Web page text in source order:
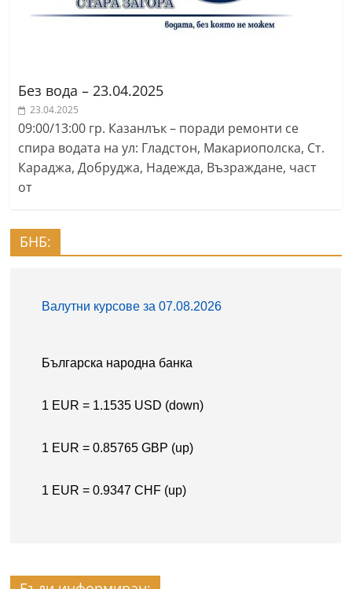
Без вода – 23.04.2025
23.04.2025
09:00/13:00 гр. Казанлък – поради ремонти се
спира водата на ул: Гладстон, Макариополска, Ст.
Караджа, Добруджа, Надежда, Възраждане, част
от
БНБ: